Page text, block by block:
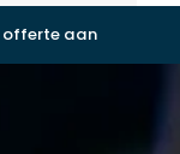
offerte aan